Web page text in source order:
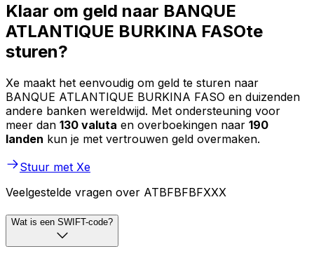
Klaar om geld naar BANQUE
ATLANTIQUE BURKINA FASOte
sturen?
Xe maakt het eenvoudig om geld te sturen naar
BANQUE ATLANTIQUE BURKINA FASO en duizenden
andere banken wereldwijd. Met ondersteuning voor
meer dan 130 valuta en overboekingen naar 190
landen kun je met vertrouwen geld overmaken.
Stuur met Xe
Veelgestelde vragen over ATBFBFBFXXX
Wat is een SWIFT-code?